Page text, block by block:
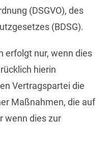
(DSGVO), des
(BDSG).
erfolgt nur, wenn dies
hierin
Vertragspartei die
Maßnahmen, die auf
wenn dies zur